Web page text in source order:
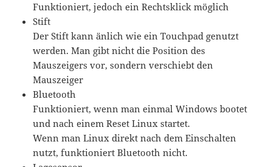
Funktioniert, jedoch ein Rechtsklick möglich
Stift
Der Stift kann änlich wie ein Touchpad genutzt
werden. Man gibt nicht die Position des
Mauszeigers vor, sondern verschiebt den
Mauszeiger
Bluetooth
Funktioniert, wenn man einmal Windows bootet
und nach einem Reset Linux startet.
Wenn man Linux direkt nach dem Einschalten
nutzt, funktioniert Bluetooth nicht.